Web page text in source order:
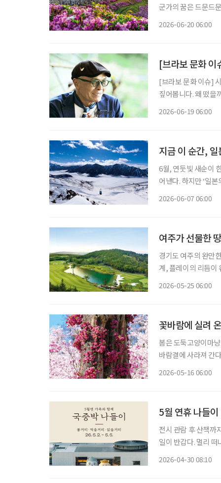
군가의 꿈은 드문드
2026-06-20 06:00
[브라보 문화 이
[브라보 문화 이슈]
짚어봅니다. 왜 떴을까? 만화가 허영만 화백(79)은 지난 17일 낙상사고로 인한 건강 악화로
2026-06-19 06:00
지금 이 순간,
6월, 연둣빛 새순이
어낸다. 하지만 ‘일
2026-06-07 06:00
여주가 선물한
경기도 여주의 완만
계, 플레이의 리듬이 유기적
2026-05-25 06:00
꽃바람에 실려
봄은 도둑고양이마
바람결에 사라져 간
2026-05-16 06:00
5월 연휴 나들
전시 관람 후 산책까지, 가족과 함
일이 반갑다. 멀리
2026-04-30 08:10